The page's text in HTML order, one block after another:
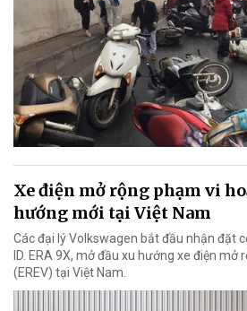
Xe điện mở rộng phạm vi
hướng mới tại Việt Nam
Các đại lý Volkswagen bắt đầu nhận đặt
ID. ERA 9X, mở đầu xu hướng xe điện mở
(EREV) tại Việt Nam.